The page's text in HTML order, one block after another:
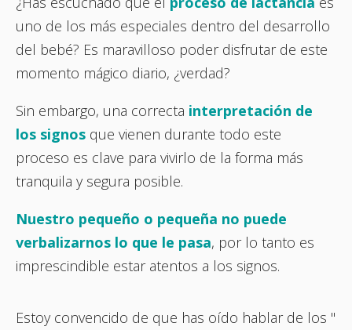
uno de los más especiales dentro del desarrollo
del bebé? Es maravilloso poder disfrutar de este
momento mágico diario, ¿verdad?
Sin embargo, una correcta interpretación de
los signos que vienen durante todo este
proceso es clave para vivirlo de la forma más
tranquila y segura posible.
Nuestro pequeño o pequeña no puede
verbalizarnos lo que le pasa, por lo tanto es
imprescindible estar atentos a los signos.
Estoy convencido de que has oído hablar de los "